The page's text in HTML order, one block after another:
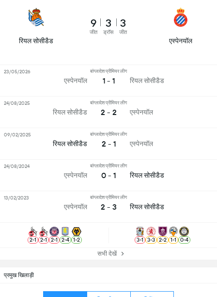
प्रमुख खिलाड़ी
रियल सोसीडैड
9
जीत
3
ड्रॉस
3
जीत
एस्पेनयॉल
एस्पेनयॉल
बांग्लादेश प्रीमियर लीग
1 - 1 रियल सोसीडैड
23/05/2026
रियल सोसीडैड
बांग्लादेश प्रीमियर लीग
2 - 2 एस्पेनयॉल
24/08/2025
रियल सोसीडैड
बांग्लादेश प्रीमियर लीग
2 - 1 एस्पेनयॉल
09/02/2025
एस्पेनयॉल
बांग्लादेश प्रीमियर लीग
0 - 1 रियल सोसीडैड
24/08/2024
एस्पेनयॉल
बांग्लादेश प्रीमियर लीग
2 - 3 रियल सोसीडैड
13/02/2023
2-1 2-1 2-1 2-4 1-2 3-1 3-3 2-2 1-1 0-4
सभी देखें